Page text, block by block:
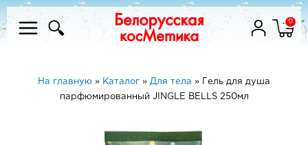
0
На главную » Каталог » Для тела »
Гель для душа
парфюмированный JINGLE BELLS 250мл